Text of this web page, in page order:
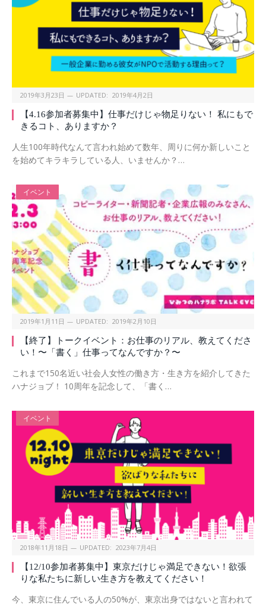
2019年3月23日 UPDATED: 2019年4月2日
【4.16参加者募集中】仕事だけじゃ物足りない！ 私にもで
きるコト、ありますか？
人生100年時代なんて言われ始めて数年、周りに何か新しいこと
を始めてキラキラしている人、いませんか？…
イベント
2019年1月11日 UPDATED: 2019年2月10日
【終了】トークイベント：お仕事のリアル、教えてくださ
い！〜「書く」仕事ってなんですか？〜
これまで150名近い社会人女性の働き方・生き方を紹介してきた
ハナジョブ！ 10周年を記念して、「書く…
イベント
2018年11月18日 UPDATED: 2023年7月4日
【12/10参加者募集中】東京だけじゃ満足できない！欲張
りな私たちに新しい生き方を教えてください！
今、東京に住んでいる人の50%が、東京出身ではないと言われて